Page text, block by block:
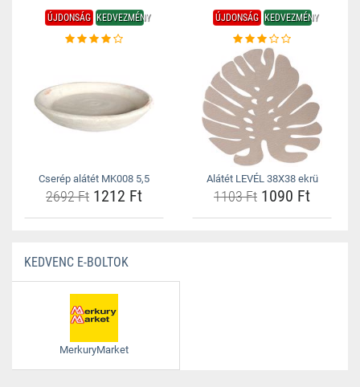
ÚJDONSÁG KEDVEZMÉNY
Cserép alátét MK008 5,5
2692 Ft 1212 Ft
ÚJDONSÁG KEDVEZMÉNY
Alátét LEVÉL 38X38 ekrü
1103 Ft 1090 Ft
KEDVENC E-BOLTOK
MerkuryMarket